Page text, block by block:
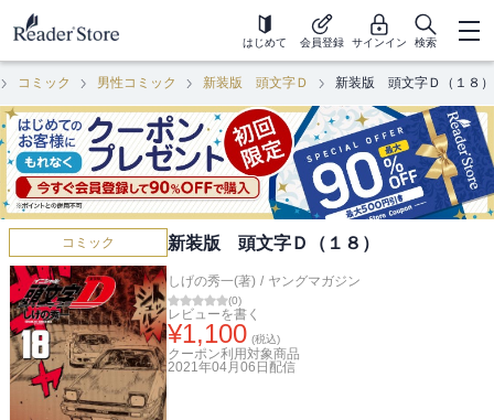
はじめて 会員登録 サインイン 検索
コミック 男性コミック 新装版 頭文字Ｄ 新装版 頭文字Ｄ（１８）
コミック 新装版 頭文字Ｄ（１８）
しげの秀一(著) / ヤングマガジン
(0)
レビューを書く
¥1,100 (税込)
クーポン利用対象商品
2021年04月06日 配信